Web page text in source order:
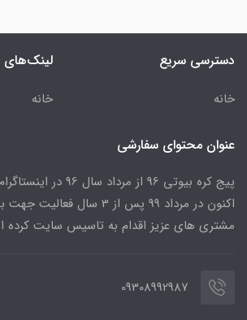
دسترسی سریع
خانه
لینک‌های
خانه
عنوان محتوای سفارشی
پیج کره بیوتی 96 از
اکنون در مرداد 99 پس از 3 سال
مشتری های عزیز اقدام به تاسیس سایت
09308992987